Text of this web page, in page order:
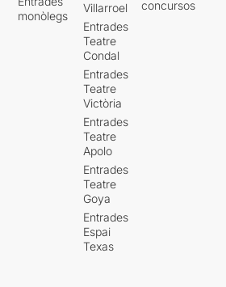
monòlegs
Villarroel
Entrades
Teatre
Condal
Entrades
Teatre
Victòria
Entrades
Teatre
Apolo
Entrades
Teatre
Goya
Entrades
Espai
Texas
concursos